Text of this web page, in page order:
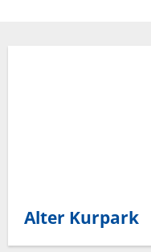
Alter Kurpark